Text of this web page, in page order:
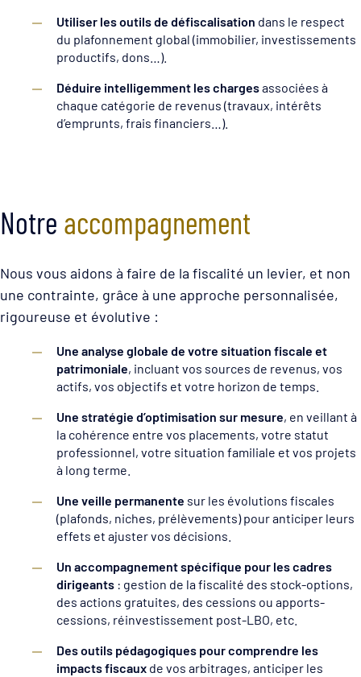
Utiliser les outils de défiscalisation dans le respect
du plafonnement global (immobilier, investissements
productifs, dons…).
Déduire intelligemment les chargesassociées à
chaque catégorie de revenus (travaux, intérêts
d’emprunts, frais financiers…).
Notre accompagnement
Nous vous aidons à faire de la fiscalité un levier, et non
une contrainte, grâce à une approche personnalisée,
rigoureuse et évolutive :
Une analyse globale de votre situation fiscale et
patrimoniale, incluant vos sources de revenus, vos
actifs, vos objectifs et votre horizon de temps.
Une stratégie d’optimisation sur mesure, en veillant à
la cohérence entre vos placements, votre statut
professionnel, votre situation familiale et vos projets
à long terme.
Une veille permanente sur les évolutions fiscales
(plafonds, niches, prélèvements) pour anticiper leurs
effets et ajuster vos décisions.
Un accompagnement spécifique pour les cadres
dirigeants : gestion de la fiscalité des stock-options,
des actions gratuites, des cessions ou apports-
cessions, réinvestissement post-LBO, etc.
Des outils pédagogiques pour comprendre les
impacts fiscaux de vos arbitrages, anticiper les